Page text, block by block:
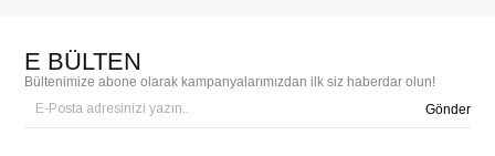
E BÜLTEN
Bültenimize abone olarak kampanyalarımızdan ilk siz haberdar olun!
Gönder